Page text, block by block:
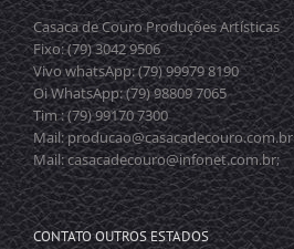
Casaca de Couro Produções Artísticas
Fixo: (79) 3042 9506
Vivo whatsApp: (79) 99979 8190
Oi WhatsApp: (79) 98809 7065
Tim : (79) 99170 7300
Mail: producao@casacadecouro.com.br
Mail: casacadecouro@infonet.com.br;
CONTATO OUTROS ESTADOS